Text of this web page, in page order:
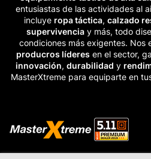
entusiastas de las actividades al
incluye ropa táctica, calzado
supervivencia y más, todo
condiciones más exigentes. Nos
producros líderes en el sector,
innovación, durabilidad y
MasterXtreme para equiparte en